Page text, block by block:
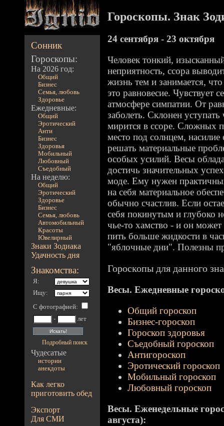
Сонник
Гороскопы:
На 2026 год:
Общий
Бизнес
Семья, любовь
Здоровье
Ежедневные:
Общий
Эротический
Анти
Бизнес
Здоровья
Мобильный
Любовный
Съедобный
На неделю:
Общий
Эротический
Здоровье
Бизнес
Семья, любовь
Автомобильный
Красоты
Ювелирный
Знаки Зодиака
Удачность дня
Знакомства:
Я:
Ищу:
С фотографией:
-
лет
Подробный поиск
Чудесатые
истории
анекдоты
Как легко
приготовить обед
Экспорт
Для СМИ
Гороскопы. Знак
24 сентября - 23 октября
Человек тонкий,
неприятность, ссора
жизнь тем и занимается,
это равновесие. Чувствует
атмосфере симпатии. От
заболеть. Склонен
мирится в ссоре. Сложных
место под солнцем,
решать материальные
особых усилий. Весы
достичь значительных
моде. Ему нужен
на себя материальное
обычно счастлив. Если
себя покинутым и глубоко
чье-то хамство - и он может
пить больше жидкости в
"яблочные дни". Полезны
Гороскопы для данного
Весы. Ежедневные
Общий гороскоп
Бизнес-гороскоп
Гороскоп здоровья
Съедобный гороскоп
Антигороскоп
Эротический гороскоп
Мобильный гороскоп
Любовный гороскоп
Весы. Еженедельные
августа):